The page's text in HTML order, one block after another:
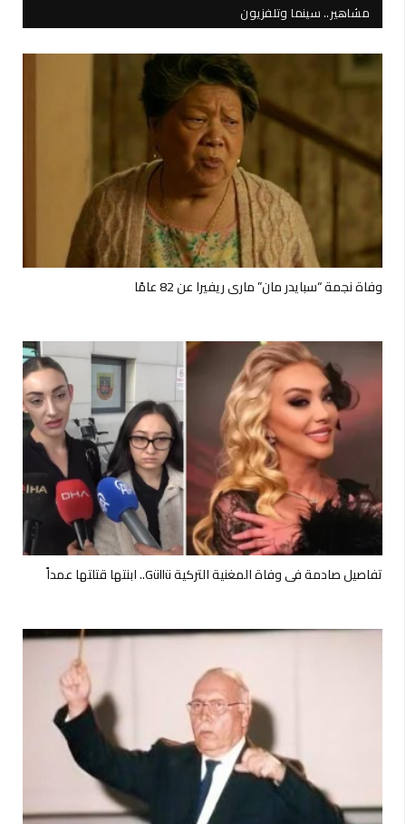
مشاهير.. سينما وتلفزيون
وفاة نجمة “سبايدر مان” ماري ريفيرا عن 82 عامًا
تفاصيل صادمة في وفاة المغنية التركية Güllü.. ابنتها قتلتها عمداً